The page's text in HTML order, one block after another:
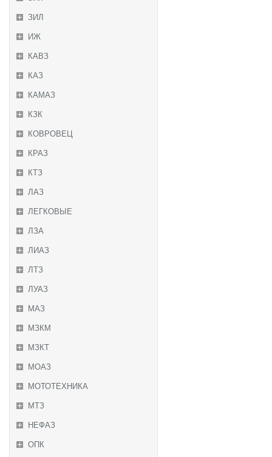
ЗИЛ
ИЖ
КАВЗ
КАЗ
КАМАЗ
КЗК
КОВРОВЕЦ
КРАЗ
КТЗ
ЛАЗ
ЛЕГКОВЫЕ
ЛЗА
ЛИАЗ
ЛТЗ
ЛУАЗ
МАЗ
МЗКМ
МЗКТ
МОАЗ
МОТОТЕХНИКА
МТЗ
НЕФАЗ
ОПК